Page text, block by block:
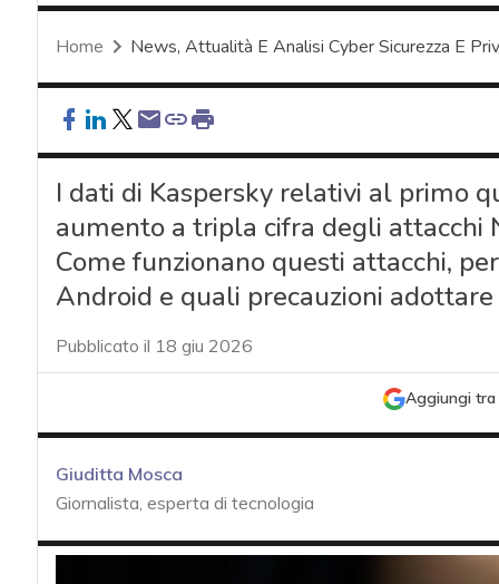
Home News, Attualità E Analisi Cyber Sicurezza E
I dati di Kaspersky relativi al primo
aumento a tripla cifra degli attacchi
Come funzionano questi attacchi,
Android e quali precauzioni adottare
Pubblicato il 18 giu 2026
Aggiungi tra
Giuditta Mosca
Giornalista, esperta di tecnologia